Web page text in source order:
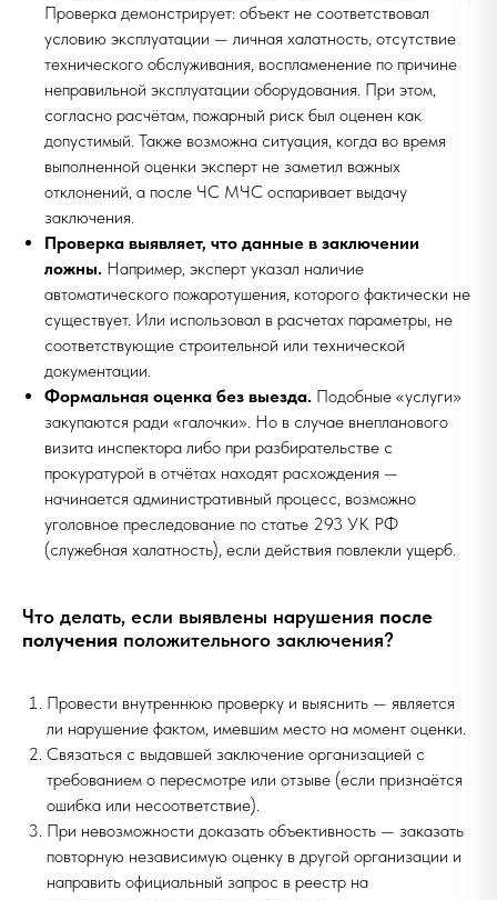
Проверка демонстрирует: объект не соответствовал
условию эксплуатации — личная халатность, отсутствие
технического обслуживания, воспламенение по причине
неправильной эксплуатации оборудования. При этом,
согласно расчётам, пожарный риск был оценен как
допустимый. Также возможна ситуация, когда во время
выполненной оценки эксперт не заметил важных
отклонений, а после ЧС МЧС оспаривает выдачу
заключения.
Проверка выявляет, что данные в заключении
ложны. Например, эксперт указал наличие
автоматического пожаротушения, которого фактически не
существует. Или использовал в расчетах параметры, не
соответствующие строительной или технической
документации.
Формальная оценка без выезда. Подобные «услуги»
закупаются ради «галочки». Но в случае внепланового
визита инспектора либо при разбирательстве с
прокуратурой в отчётах находят расхождения —
начинается административный процесс, возможно
уголовное преследование по статье 293 УК РФ
(служебная халатность), если действия повлекли ущерб.
Что делать, если выявлены нарушения после
получения положительного заключения?
Провести внутреннюю проверку и выяснить — является
ли нарушение фактом, имевшим место на момент оценки.
Связаться с выдавшей заключение организацией с
требованием о пересмотре или отзыве (если признаётся
ошибка или несоответствие).
При невозможности доказать объективность — заказать
повторную независимую оценку в другой организации и
направить официальный запрос в реестр на